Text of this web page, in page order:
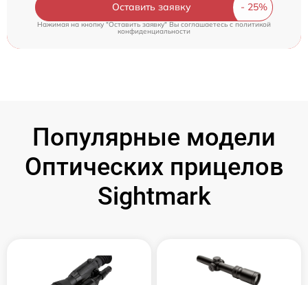
Оставить заявку
Нажимая на кнопку "Оставить заявку" Вы соглашаетесь c политикой
конфиденциальности
Популярные модели
Оптических прицелов
Sightmark